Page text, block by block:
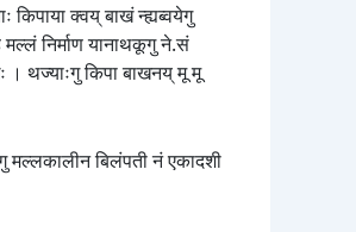
क्वय् बाखं न्ह्यब्वयेगु
निर्माण यानाथकूगु ने.सं
। थज्याःगु किपा बाखनय् मू मू
मल्लकालीन बिलंपती नं एकादशी